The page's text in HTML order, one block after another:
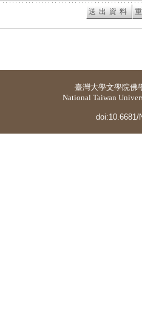
臺灣大學文學院佛
National Taiwan
doi:10.6681/